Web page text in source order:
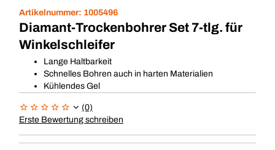
Artikelnummer: 1005496
Diamant-Trockenbohrer Set 7-tlg. für
Winkelschleifer
Lange Haltbarkeit
Schnelles Bohren auch in harten Materialien
Kühlendes Gel
(0)
Erste Bewertung schreiben